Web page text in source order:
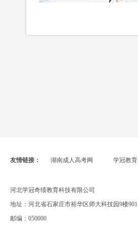
友情链接： 湖南成人高考网 学冠教育
河北学冠奇绩教育科技有限公司
地址：河北省石家庄市裕华区师大科技园9楼901
邮编：050000